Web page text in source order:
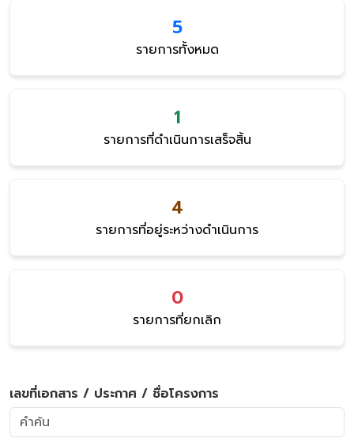
5
รายการทั้งหมด
1
รายการที่ดำเนินการเสร็จสิ้น
4
รายการที่อยู่ระหว่างดำเนินการ
0
รายการที่ยกเลิก
เลขที่เอกสาร / ประกาศ / ชื่อโครงการ